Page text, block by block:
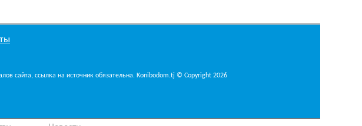
сайта, ссылка на источник обязательна. Konibodom.tj © Copyright 2026